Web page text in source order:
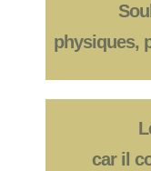
physiques,
car il